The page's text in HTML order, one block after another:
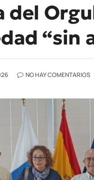
del
“sin
NO HAY COMENTARIOS